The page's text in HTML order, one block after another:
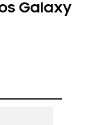
Galaxy